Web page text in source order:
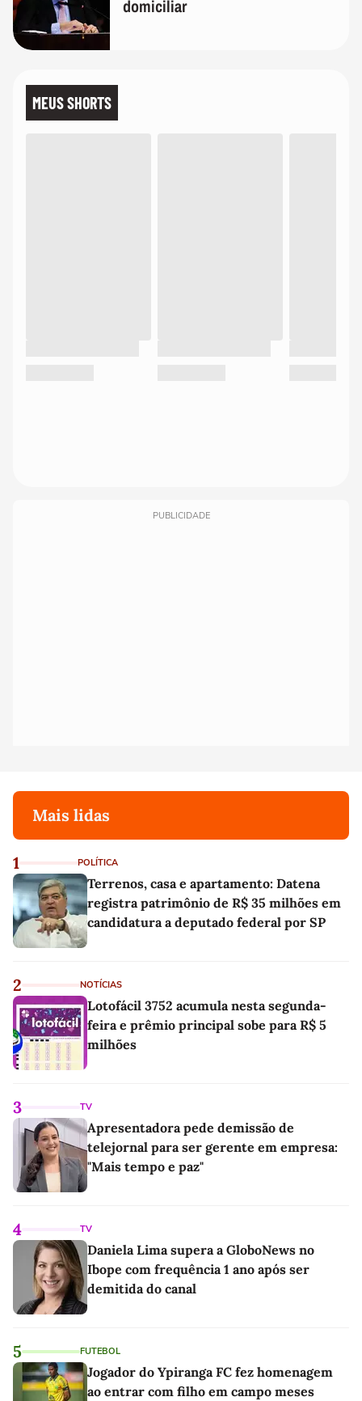
domiciliar
MEUS SHORTS
PUBLICIDADE
Mais lidas
1 POLÍTICA
Terrenos, casa e apartamento: Datena
registra patrimônio de R$ 35 milhões em
candidatura a deputado federal por SP
2 NOTÍCIAS
Lotofácil 3752 acumula nesta segunda-
feira e prêmio principal sobe para R$ 5
milhões
3 TV
Apresentadora pede demissão de
telejornal para ser gerente em empresa:
"Mais tempo e paz"
4 TV
Daniela Lima supera a GloboNews no
Ibope com frequência 1 ano após ser
demitida do canal
5 FUTEBOL
Jogador do Ypiranga FC fez homenagem
ao entrar com filho em campo meses